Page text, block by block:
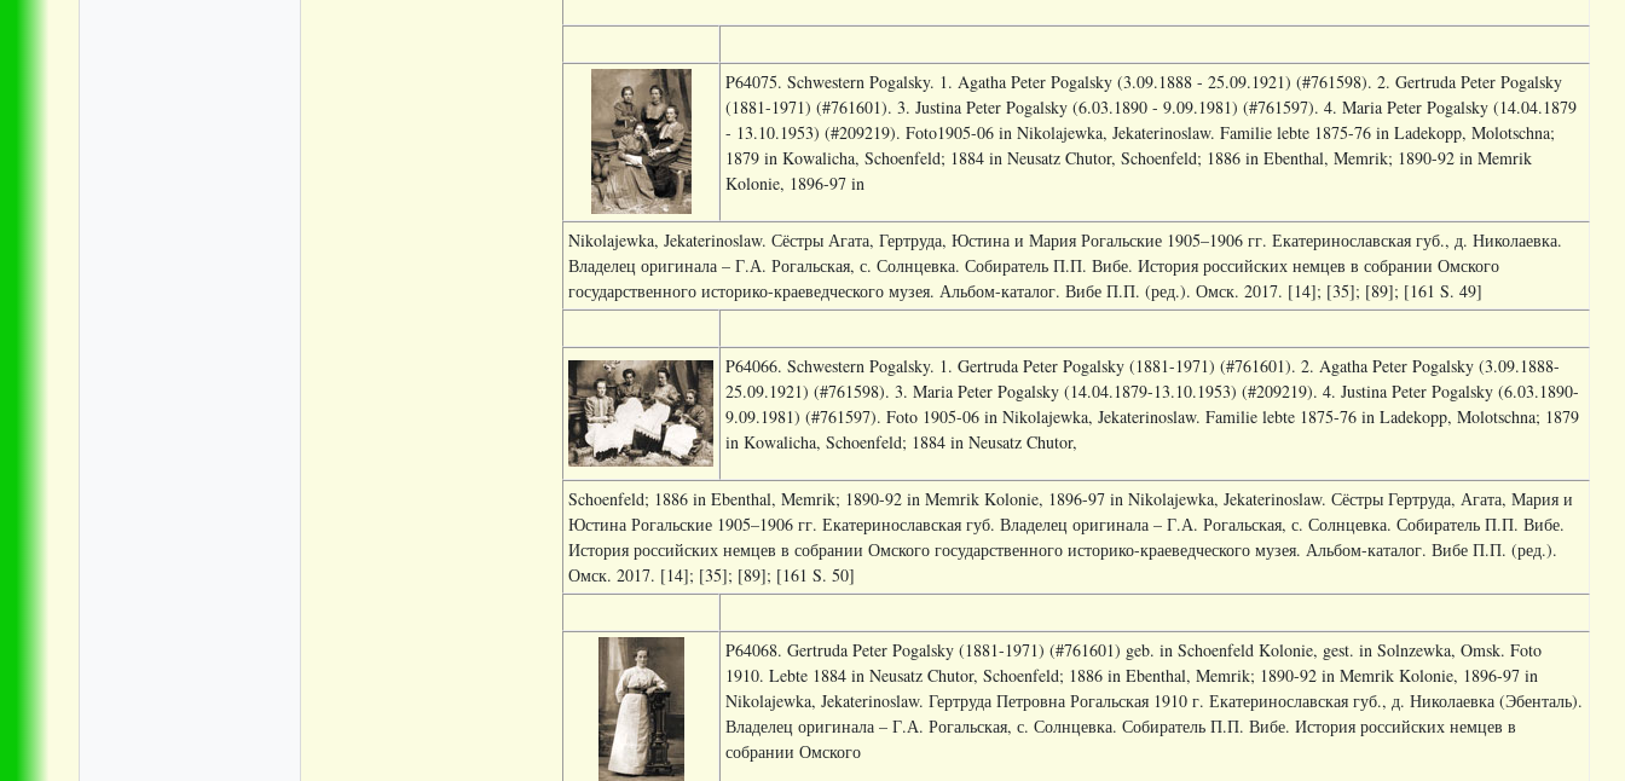
P64075. Schwestern Pogalsky. 1. Agatha Peter Pogalsky (3.09.1888 - 25.09.1921) (#761598). 2. Gertruda Peter Pogalsky
(1881-1971) (#761601). 3. Justina Peter Pogalsky (6.03.1890 - 9.09.1981) (#761597). 4. Maria Peter Pogalsky (14.04.1879
- 13.10.1953) (#209219). Foto1905-06 in Nikolajewka, Jekaterinoslaw. Familie lebte 1875-76 in Ladekopp, Molotschna;
1879 in Kowalicha, Schoenfeld; 1884 in Neusatz Chutor, Schoenfeld; 1886 in Ebenthal, Memrik; 1890-92 in Memrik
Kolonie, 1896-97 in
Nikolajewka, Jekaterinoslaw. Сёстры Агата, Гертруда, Юстина и Мария Рогальские 1905–1906 гг. Екатеринославская губ., д. Николаевка.
Владелец оригинала – Г.А. Рогальская, с. Солнцевка. Собиратель П.П. Вибе. История российских немцев в собрании Омского
государственного историко-краеведческого музея. Альбом-каталог. Вибе П.П. (ред.). Омск. 2017. [14]; [35]; [89]; [161 S. 49]
P64066. Schwestern Pogalsky. 1. Gertruda Peter Pogalsky (1881-1971) (#761601). 2. Agatha Peter Pogalsky (3.09.1888-
25.09.1921) (#761598). 3. Maria Peter Pogalsky (14.04.1879-13.10.1953) (#209219). 4. Justina Peter Pogalsky (6.03.1890-
9.09.1981) (#761597). Foto 1905-06 in Nikolajewka, Jekaterinoslaw. Familie lebte 1875-76 in Ladekopp, Molotschna; 1879
in Kowalicha, Schoenfeld; 1884 in Neusatz Chutor,
Schoenfeld; 1886 in Ebenthal, Memrik; 1890-92 in Memrik Kolonie, 1896-97 in Nikolajewka, Jekaterinoslaw. Сёстры Гертруда, Агата, Мария и
Юстина Рогальские 1905–1906 гг. Екатеринославская губ. Владелец оригинала – Г.А. Рогальская, с. Солнцевка. Собиратель П.П. Вибе.
История российских немцев в собрании Омского государственного историко-краеведческого музея. Альбом-каталог. Вибе П.П. (ред.).
Омск. 2017. [14]; [35]; [89]; [161 S. 50]
P64068. Gertruda Peter Pogalsky (1881-1971) (#761601) geb. in Schoenfeld Kolonie, gest. in Solnzewka, Omsk. Foto
1910. Lebte 1884 in Neusatz Chutor, Schoenfeld; 1886 in Ebenthal, Memrik; 1890-92 in Memrik Kolonie, 1896-97 in
Nikolajewka, Jekaterinoslaw. Гертруда Петровна Рогальская 1910 г. Екатеринославская губ., д. Николаевка (Эбенталь).
Владелец оригинала – Г.А. Рогальская, с. Солнцевка. Собиратель П.П. Вибе. История российских немцев в
собрании Омского